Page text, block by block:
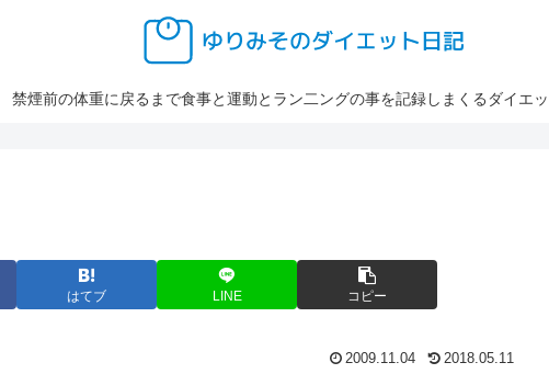
禁煙前の体重に戻るまで食事と運動とラン二ングの事を記録しまくるダイエ
はてブ LINE コピー
2009.11.04 2018.05.11